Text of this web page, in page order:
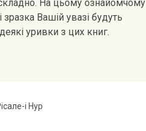
На цьому ознайомчому
зразка Вашій увазі будуть
уривки з цих книг.
і Нур